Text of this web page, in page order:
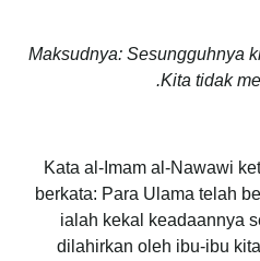
Maksudnya: Sesungguhnya
Kita tidak
Kata al-Imam al-Nawawi
berkata: Para Ulama telah
ialah kekal keadaannya
dilahirkan oleh ibu-ibu